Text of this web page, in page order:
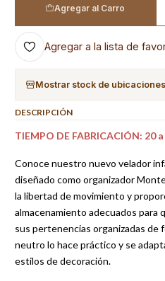
Agregar al Carro
Agregar a la lista de
Mostrar stock de ubicaciones
DESCRIPCIÓN
TIEMPO DE FABRICACIÓN: 20
Conoce nuestro nuevo velador
diseñado como organizador
la libertad de movimiento y
almacenamiento adecuados para
sus pertenencias organizadas de
neutro lo hace práctico y se
estilos de decoración.